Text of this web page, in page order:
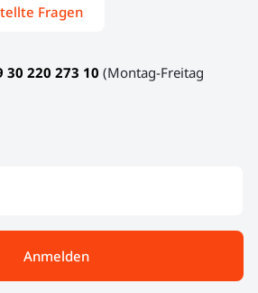
Fragen
30 220 273 10 (Montag-Freitag
Anmelden